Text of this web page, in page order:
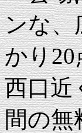
ンな、
かり
西口近
間の無